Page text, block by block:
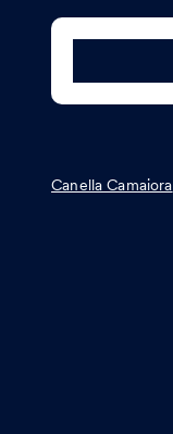
Canella Camaiora